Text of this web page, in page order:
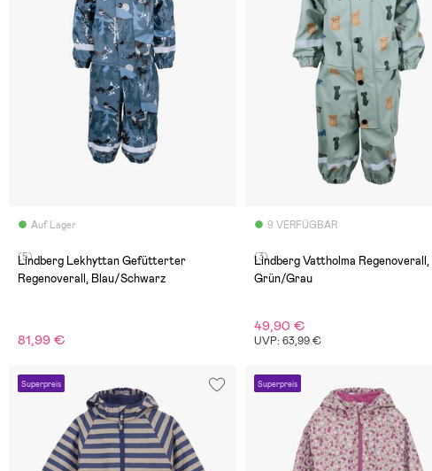
Auf Lager
(5)
Lindberg Lekhyttan Gefütterter
Regenoverall, Blau/Schwarz
81,99 €
9 VERFÜGBAR
(3)
Lindberg Vattholma Regenoverall,
Grün/Grau
49,90 €
UVP: 63,99 €
Superpreis Superpreis